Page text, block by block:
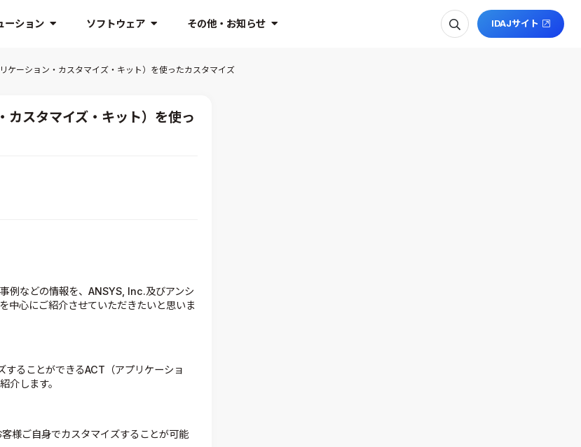
ーション ソフトウェア その他・お知らせ IDAJサイト
ケーション・カスタマイズ・キット）を使ったカスタマイズ
カスタマイズ・キット）を使っ
例などの情報を、ANSYS, Inc.及びアンシ
中心にご紹介させていただきたいと思いま
ることができるACT（アプリケーショ
介します。
様ご自身でカスタマイズすることが可能